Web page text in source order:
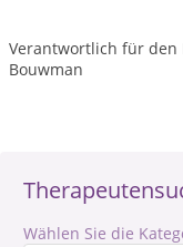
Wählen Sie die
Verantwortlich für den
Bouwman